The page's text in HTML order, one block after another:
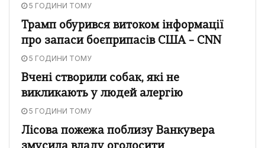
5 ГОДИНИ ТОМУ
Трамп обурився витоком інформації
про запаси боєприпасів США – CNN
5 ГОДИНИ ТОМУ
Вчені створили собак, які не
викликають у людей алергію
5 ГОДИНИ ТОМУ
Лісова пожежа поблизу Ванкувера